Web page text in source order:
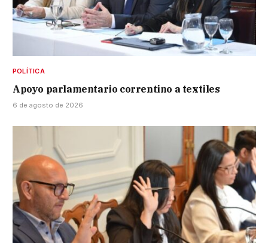
POLÍTICA
Apoyo parlamentario correntino a textiles
6 de agosto de 2026